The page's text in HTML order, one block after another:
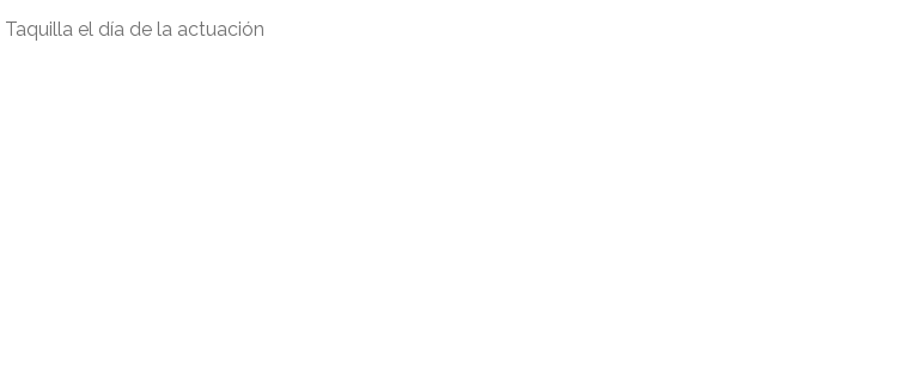
| Taquilla el día de la actuación